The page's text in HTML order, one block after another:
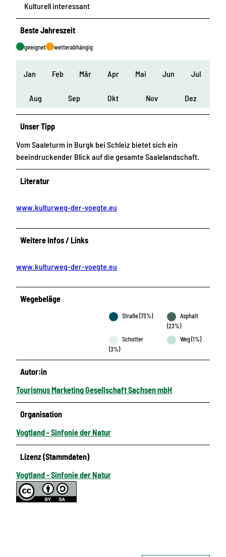
Kulturell interessant
Beste Jahreszeit
geeignet wetterabhängig
Jan Feb Mär Apr Mai Jun Jul
Aug Sep Okt Nov Dez
Unser Tipp
Vom Saaleturm in Burgk bei Schleiz bietet sich ein
beeindruckender Blick auf die gesamte Saalelandschaft.
Literatur
www.kulturweg-der-voegte.eu
Weitere Infos / Links
www.kulturweg-der-voegte.eu
Wegebeläge
Straße (73%)
Asphalt
(23%)
Schotter
(3%)
Weg (1%)
Autor:in
Tourismus Marketing Gesellschaft Sachsen mbH
Organisation
Vogtland - Sinfonie der Natur
Lizenz (Stammdaten)
Vogtland - Sinfonie der Natur